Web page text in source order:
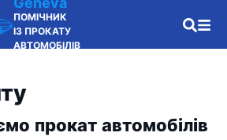
ПОМІЧНИК
ІЗ ПРОКАТУ
АВТОМОБІЛІВ
прокат автомобілів